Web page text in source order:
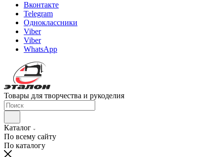
Вконтакте
Telegram
Одноклассники
Viber
Viber
WhatsApp
Товары для творчества и рукоделия
Каталог
По всему сайту
По каталогу